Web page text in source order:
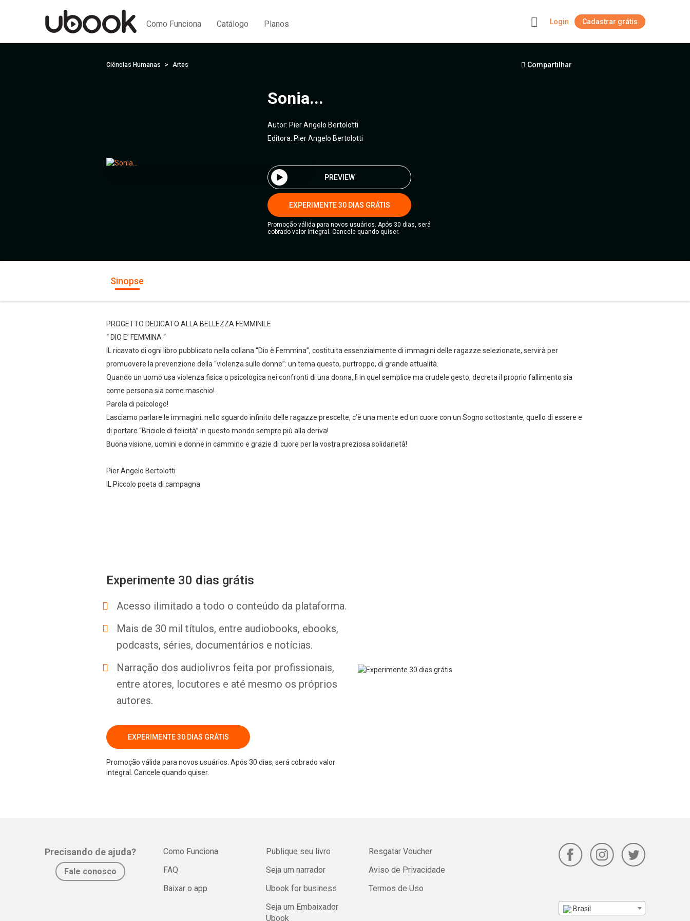
Como Funciona Catálogo Planos Login Cadastrar grátis
Ciências Humanas Artes Compartilhar
Sonia...
Autor: Pier Angelo Bertolotti
Editora: Pier Angelo Bertolotti
PREVIEW
EXPERIMENTE 30 DIAS GRÁTIS
Promoção válida para novos usuários. Após 30 dias, será
cobrado valor integral. Cancele quando quiser.
Sinopse
PROGETTO DEDICATO ALLA BELLEZZA FEMMINILE
“ DIO E’ FEMMINA “
IL ricavato di ogni libro pubblicato nella collana “Dio è Femmina”, costituita essenzialmente di immagini delle ragazze selezionate, servirà per
promuovere la prevenzione della “violenza sulle donne”: un tema questo, purtroppo, di grande attualità.
Quando un uomo usa violenza fisica o psicologica nei confronti di una donna, lì in quel semplice ma crudele gesto, decreta il proprio fallimento sia
come persona sia come maschio!
Parola di psicologo!
Lasciamo parlare le immagini: nello sguardo infinito delle ragazze prescelte, c’è una mente ed un cuore con un Sogno sottostante, quello di essere e
di portare “Briciole di felicità” in questo mondo sempre più alla deriva!
Buona visione, uomini e donne in cammino e grazie di cuore per la vostra preziosa solidarietà!
Pier Angelo Bertolotti
IL Piccolo poeta di campagna
Experimente 30 dias grátis
Acesso ilimitado a todo o conteúdo da plataforma.
Mais de 30 mil títulos, entre audiobooks, ebooks,
podcasts, séries, documentários e notícias.
Narração dos audiolivros feita por profissionais,
entre atores, locutores e até mesmo os próprios
autores.
EXPERIMENTE 30 DIAS GRÁTIS
Promoção válida para novos usuários. Após 30 dias, será cobrado valor
integral. Cancele quando quiser.
Precisando de ajuda?
Fale conosco
Como Funciona
FAQ
Baixar o app
Publique seu livro
Seja um narrador
Ubook for business
Seja um Embaixador
Ubook
Resgatar Voucher
Aviso de Privacidade
Termos de Uso
Brasil
Whatsapp